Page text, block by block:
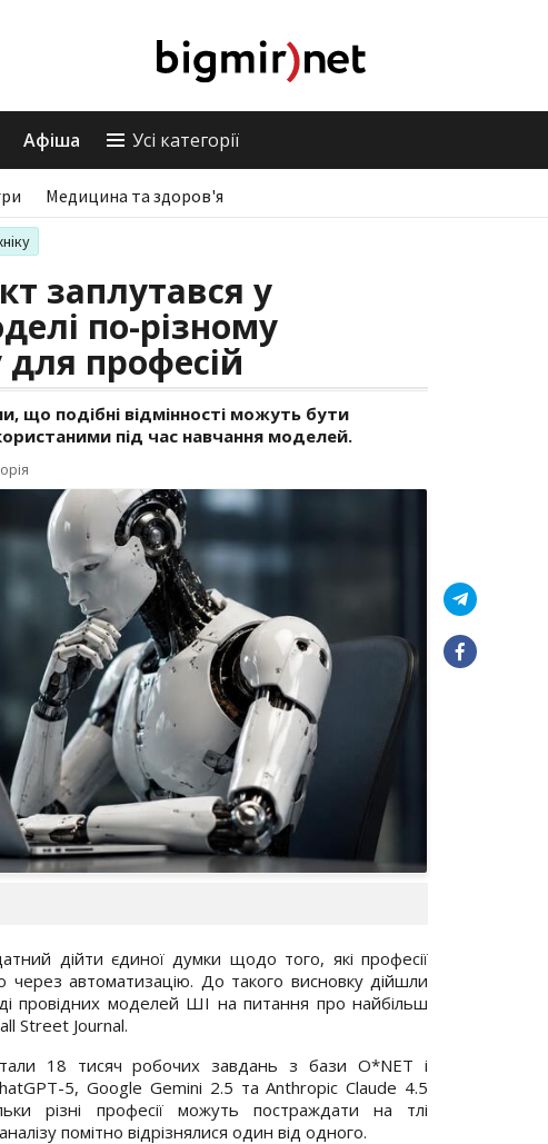
Афіша Усі категорії
Медицина та здоров'я
заплутався у
по-різному
для професій
що подібні відмінності можуть бути
під час навчання моделей.
дійти єдиної думки щодо того, які професії
через автоматизацію. До такого висновку дійшли
провідних моделей ШІ на питання про найбільш
Street Journal.
18 тисяч робочих завдань з бази O*NET і
5, Google Gemini 2.5 та Anthropic Claude 4.5
різні професії можуть постраждати на тлі
помітно відрізнялися один від одного.